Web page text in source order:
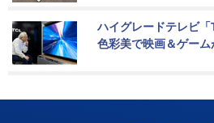
ハイグレードテレビ
色彩美で映画＆ゲーム